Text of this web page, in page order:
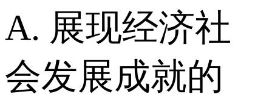
A. 展现经济社
会发展成就的